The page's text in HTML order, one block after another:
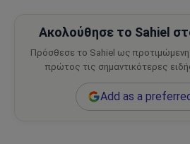
Ακολούθησε το Sahiel
Πρόσθεσε το Sahiel ως προτιμώμενη
πρώτος τις σημαντικότερες
Add as a